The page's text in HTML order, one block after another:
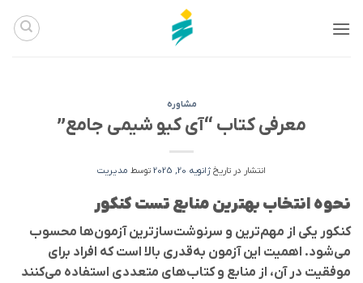
مشاوره
معرفی کتاب “آی کیو شیمی جامع”
انتشار در تاریخ ژانویه 20, 2025 توسط مدیریت
نحوه انتخاب بهترین منابع تست کنکور
کنکور یکی از مهم‌ترین و سرنوشت‌سازترین آزمون‌ها محسوب
می‌شود. اهمیت این آزمون به‌قدری بالا است که افراد برای
موفقیت در آن، از منابع و کتاب‌های متعددی استفاده می‌کنند